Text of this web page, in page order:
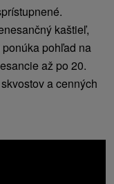
kaštieľ,
pohľad na
až po 20.
a cenných